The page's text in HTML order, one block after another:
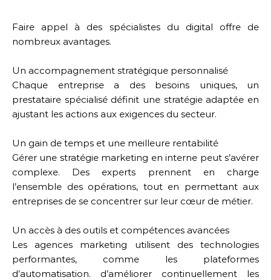
Faire appel à des spécialistes du digital offre de
nombreux avantages.
Un accompagnement stratégique personnalisé
Chaque entreprise a des besoins uniques, un
prestataire spécialisé définit une stratégie adaptée en
ajustant les actions aux exigences du secteur.
Un gain de temps et une meilleure rentabilité
Gérer une stratégie marketing en interne peut s’avérer
complexe. Des experts prennent en charge
l’ensemble des opérations, tout en permettant aux
entreprises de se concentrer sur leur cœur de métier.
Un accès à des outils et compétences avancées
Les agences marketing utilisent des technologies
performantes, comme les plateformes
d’automatisation. d’améliorer continuellement les